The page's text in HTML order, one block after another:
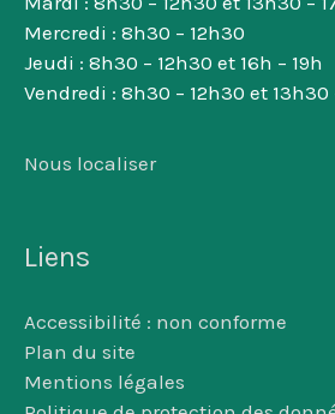
Mercredi : 8h30 – 12h30
Jeudi : 8h30 – 12h30 et 16h – 19h
Vendredi : 8h30 – 12h30 et 13h30
Nous localiser
Liens
Accessibilité : non conforme
Plan du site
Mentions légales